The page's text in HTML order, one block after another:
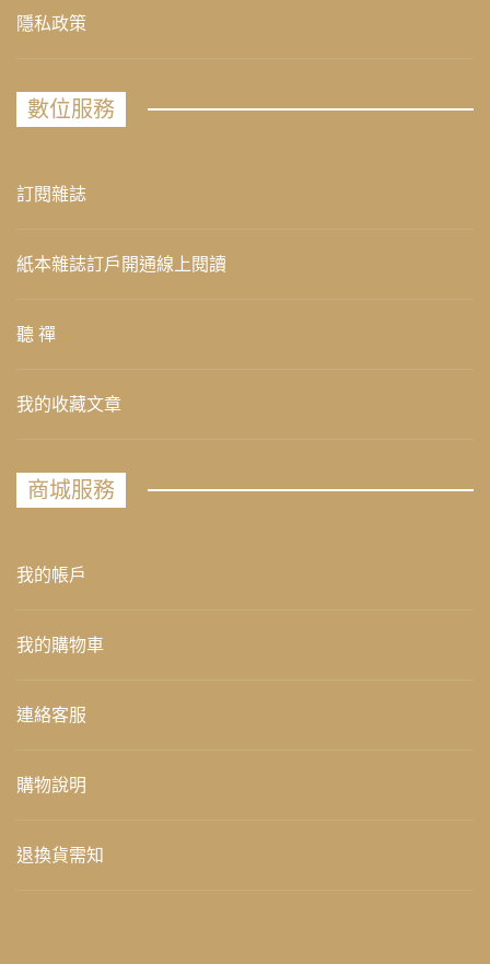
隱私政策
數位服務
訂閱雜誌
紙本雜誌訂戶開通線上閱讀
聽 禪
我的收藏文章
商城服務
我的帳戶
我的購物車
連絡客服
購物說明
退換貨需知